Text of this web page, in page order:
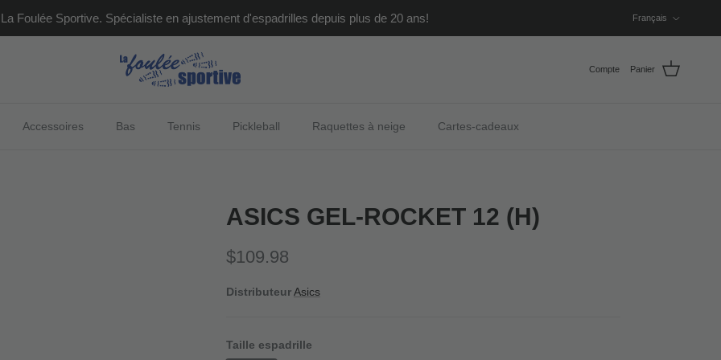
Foulée Sportive. Spécialiste en ajustement d'espadrilles depuis plus de 20 ans!
Français
Compte Panier
Accessoires Bas Tennis Pickleball Raquettes à neige Cartes-cadeaux
ASICS GEL-ROCKET 12 (H)
Prix habituel
$109.98
DistributeurAsics
Taille espadrille